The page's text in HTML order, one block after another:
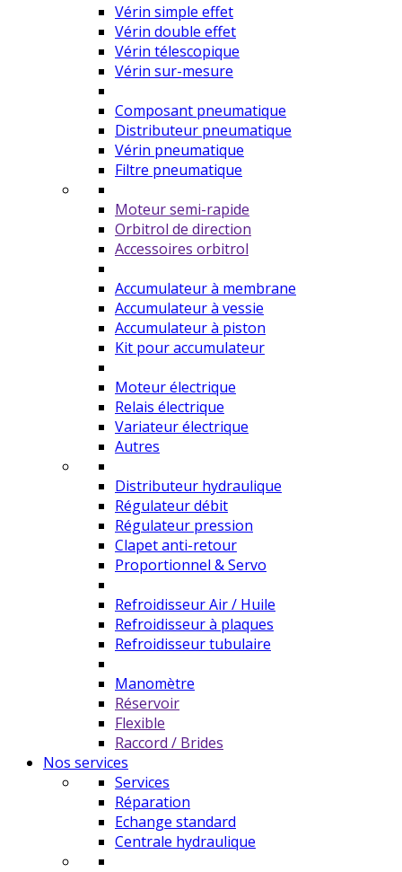
Vérin simple effet
Vérin double effet
Vérin télescopique
Vérin sur-mesure
Composant pneumatique
Distributeur pneumatique
Vérin pneumatique
Filtre pneumatique
Moteur semi-rapide
Orbitrol de direction
Accessoires orbitrol
Accumulateur à membrane
Accumulateur à vessie
Accumulateur à piston
Kit pour accumulateur
Moteur électrique
Relais électrique
Variateur électrique
Autres
Distributeur hydraulique
Régulateur débit
Régulateur pression
Clapet anti-retour
Proportionnel & Servo
Refroidisseur Air / Huile
Refroidisseur à plaques
Refroidisseur tubulaire
Manomètre
Réservoir
Flexible
Raccord / Brides
Nos services
Services
Réparation
Echange standard
Centrale hydraulique